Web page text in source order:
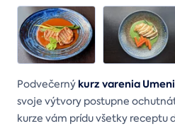
Podvečernýkurz varenia
svoje výtvory postupne
kurze vám prídu všetky receptu